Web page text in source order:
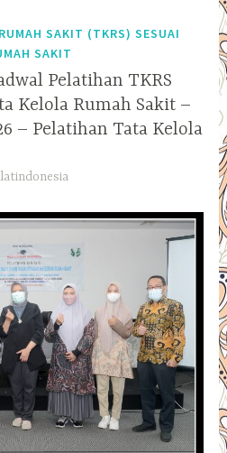
SAKIT (TKRS) SESUAI
SAKIT
Pelatihan TKRS
Kelola Rumah Sakit –
– Pelatihan Tata Kelola